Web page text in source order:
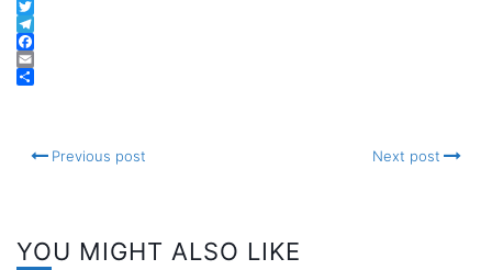
WhatsApp
Twitter
Telegram
Facebook
Email
Previous post Next post
YOU MIGHT ALSO LIKE